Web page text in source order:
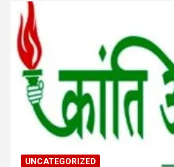
UNCATEGORIZED